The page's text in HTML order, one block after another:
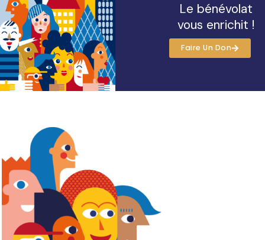
Le bénévolat
vous enrichit !
Faire Un Don